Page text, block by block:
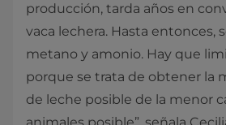
producción, tarda años en
vaca lechera. Hasta entonces,
metano y amonio. Hay que
porque se trata de obtener la
de leche posible de la menor